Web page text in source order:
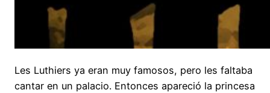
Les Luthiers ya eran muy famosos, pero les faltaba
cantar en un palacio. Entonces apareció la princesa